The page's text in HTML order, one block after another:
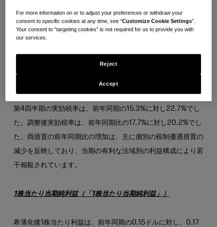
支払利息、純額および税金
2025年第4四半期の純利益は、前年同期の9,500万ドルに対
第4四半期の実効税率は、前年同期の15.3%に対し22.7%でし
た。調整後実効税率は、前年同期比の17.7%に対し20.2%でし
た。両措置の前年同期比の増加は、主に個別の税制優遇措置の
減少を反映しており、当期の有利な法域別の利益構成により若
干相殺されています。
1株当たり当期純利益（「1株当たり当期純利益」）
希薄化後1株当たり利益は、前年同期の0.15ドルに対し、0.17
For more information on or to adjust your preferences or withdraw your
consent to specific cookies at any time, see “Customize Cookie Settings”.
Your consent to “targeting cookies” is not required for us to provide you with
our services.
Reject
Accept